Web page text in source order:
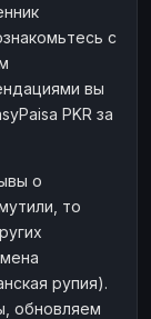
с
вы
PKR за
о
то
рупия).
обновляем